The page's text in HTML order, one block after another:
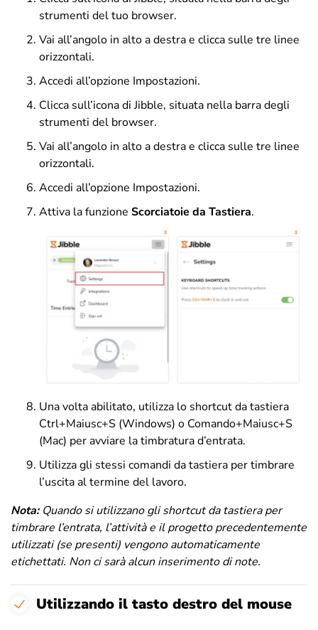
strumenti del tuo browser.
Vai all’angolo in alto a destra e clicca sulle tre linee
orizzontali.
Accedi all’opzione Impostazioni.
Clicca sull’icona di Jibble, situata nella barra degli
strumenti del browser.
Vai all’angolo in alto a destra e clicca sulle tre linee
orizzontali.
Accedi all’opzione Impostazioni.
Attiva la funzione Scorciatoie da Tastiera.
Una volta abilitato, utilizza lo shortcut da tastiera
Ctrl+Maiusc+S (Windows) o Comando+Maiusc+S
(Mac) per avviare la timbratura d’entrata.
Utilizza gli stessi comandi da tastiera per timbrare
l’uscita al termine del lavoro.
Nota: Quando si utilizzano gli shortcut da tastiera per
timbrare l’entrata, l’attività e il progetto precedentemente
utilizzati (se presenti) vengono automaticamente
etichettati. Non ci sarà alcun inserimento di note.
Utilizzando il tasto destro del mouse